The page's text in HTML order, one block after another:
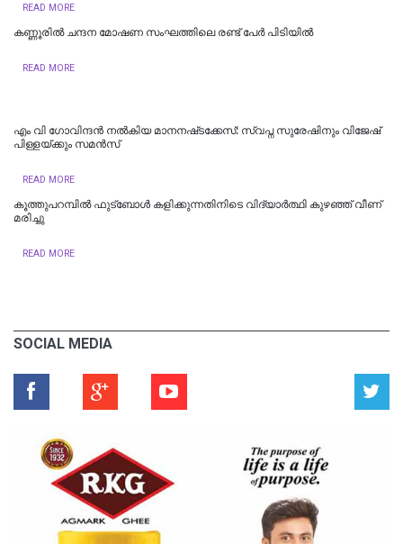
READ MORE
കണ്ണൂരില്‍ ചന്ദന മോഷണ സംഘത്തിലെ രണ്ട് പേര്‍ പിടിയിൽ
READ MORE
എം വി ഗോവിന്ദൻ നൽകിയ മാനനഷ്‌ടക്കേസ്: സ്വപ്ന സുരേഷിനും വിജേഷ്‌
പിള്ളയ്‌ക്കും സമൻസ്‌
READ MORE
കൂത്തുപറമ്പിൽ ഫുട്ബോൾ കളിക്കുന്നതിനിടെ വിദ്യാർത്ഥി കുഴഞ്ഞ് വീണ്
മരിച്ചു
READ MORE
SOCIAL MEDIA